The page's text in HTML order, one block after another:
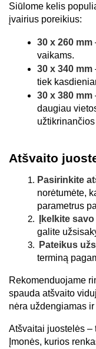
Siūlome kelis
įvairius poreikius:
30 x 260 mm
vaikams.
30 x 340 mm
tiek
30 x 380 mm
daugiau
Atšvaito
Pasirinkite
norėtumėte,
parametrus
Įkelkite
galite
Pateikus
terminą
Rekomenduojame
spauda atšvaito
nėra uždengiamas
Atšvaitai juostelės –
Įmonės, kurios